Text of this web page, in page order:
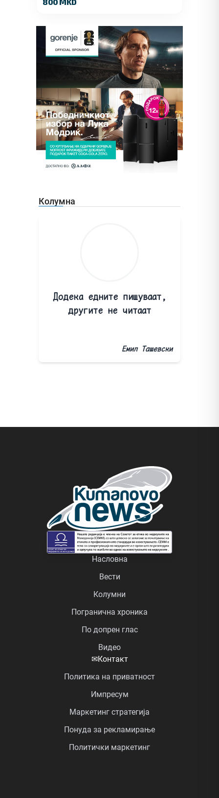
Колумна
Додека едните пишуваат,
другите не читаат
Емил Ташевски
Насловна
Вести
Колумни
Погранична хроника
По допрен глас
Видео
✉Контакт
Политика на приватност
Импресум
Маркетинг стратегија
Понуда за рекламирање
Политички маркетинг